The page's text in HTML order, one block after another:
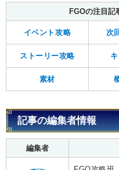
FGOの注目記
イベント攻略 次
ストーリー攻略
素材
記事の編集者情報
編集者